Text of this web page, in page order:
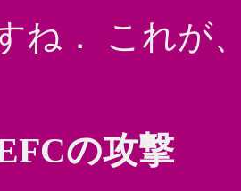
ね． これが
の攻撃